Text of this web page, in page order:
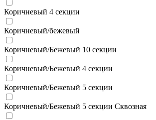
Коричневый 4 секции
Коричневый/бежевый
Коричневый/Бежевый 10 секции
Коричневый/Бежевый 4 секции
Коричневый/Бежевый 5 секции
Коричневый/Бежевый 5 секции Сквозная